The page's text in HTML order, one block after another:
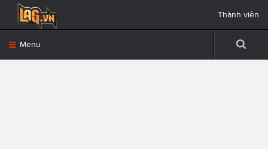
Menu
Thành viên